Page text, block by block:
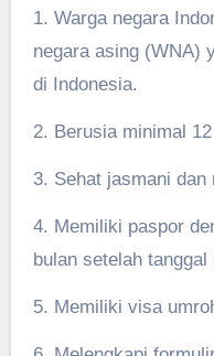
1. Warga negara
negara asing (WNA)
di Indonesia.
2. Berusia minimal
3. Sehat jasmani dan
4. Memiliki paspor
bulan setelah
5. Memiliki visa